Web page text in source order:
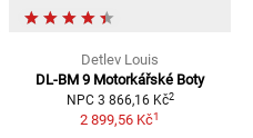
Detlev Louis
DL-BM 9 Motorkářské Boty
NPC 3 866,16 Kč2
2 899,56 Kč1